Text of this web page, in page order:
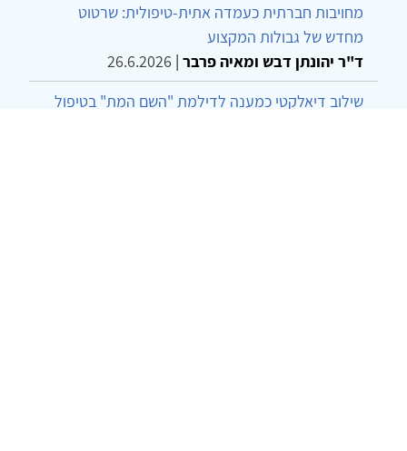
מחויבות חברתית כעמדה אתית-טיפולית: שרטוט
מחדש של גבולות המקצוע
ד"ר יהונתן דבש ומאיה פרבר |
26.6.2026
שילוב דיאלקטי כמענה לדילמת "השם המת" בטיפול